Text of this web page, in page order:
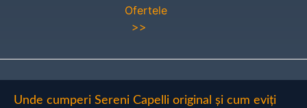
Ofertele
>>
Unde cumperi Sereni Capelli original și cum eviți